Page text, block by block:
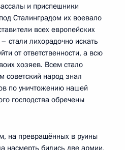
и приспешники
Сталинградом их воевало
всех европейских
стали лихорадочно искать
от ответственности, а всю
хозяев. Всем стало
советский народ знал
по уничтожению нашей
господства обречены
на превращённых в руины
насмерть бились две армии,